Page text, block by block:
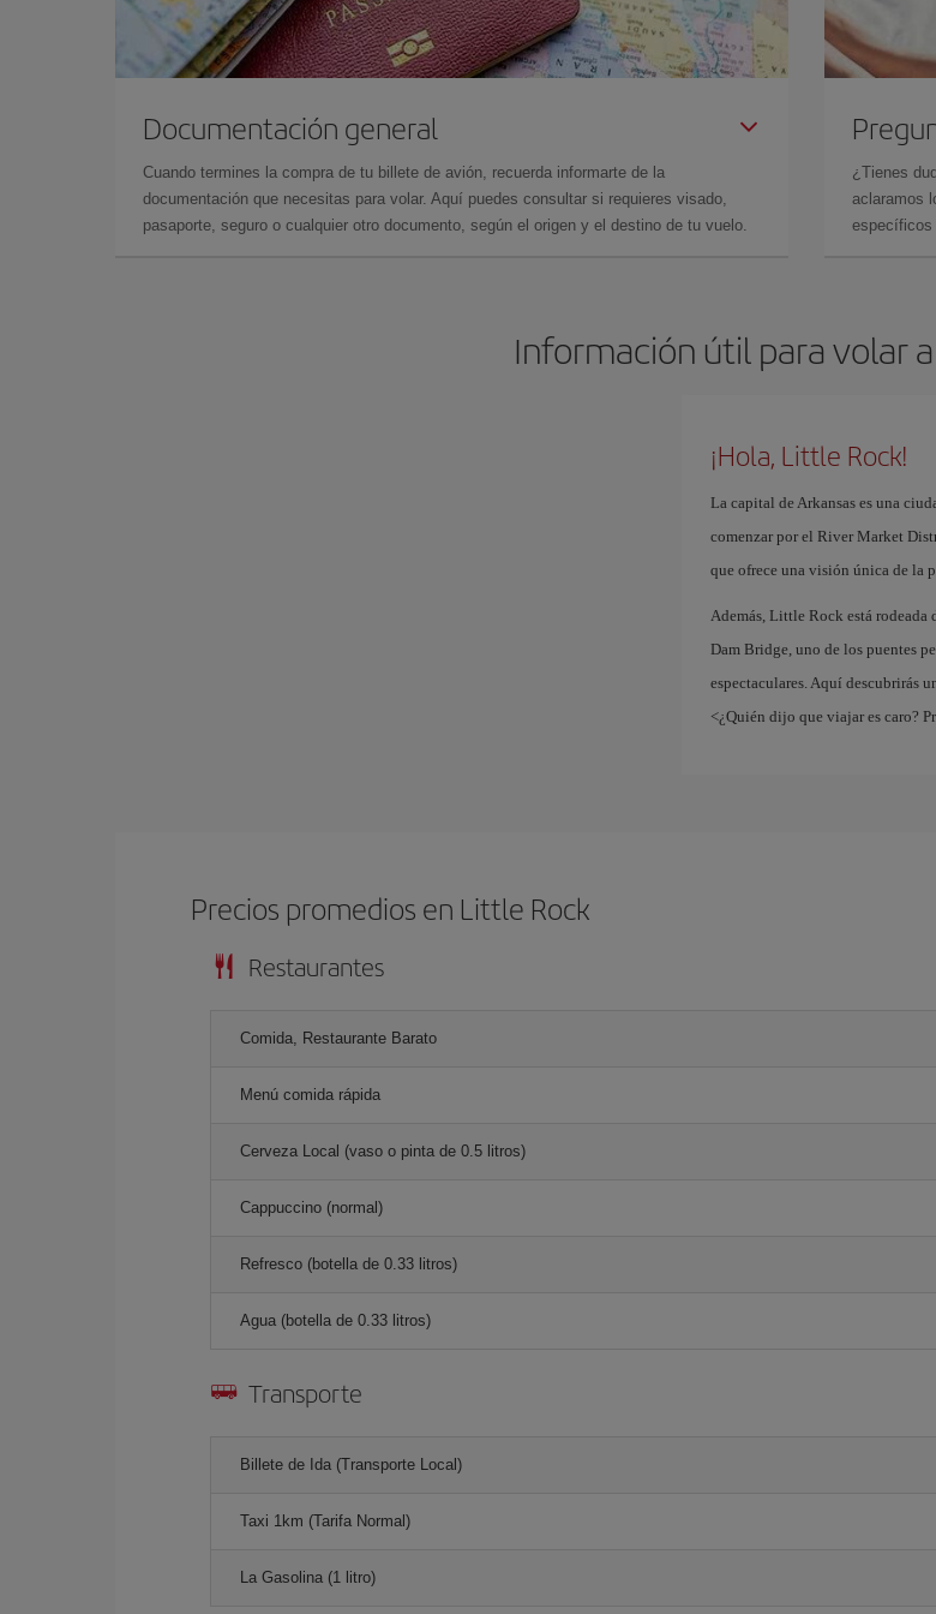
Documentación general
Cuando termines la compra de tu billete de avión, recuerda informarte de la
documentación que necesitas para volar. Aquí puedes consultar si requieres visado,
pasaporte, seguro o cualquier otro documento, según el origen y el destino de tu vuelo.
¿Tienes
aclaramos
específicos
Información útil para volar
¡Hola, Little Rock!
La capital de Arkansas es una
comenzar por el River Market
que ofrece una visión única de la
Además, Little Rock está rodeada
Dam Bridge, uno de los puentes
espectaculares. Aquí descubrirás
<¿Quién dijo que viajar es caro?
Precios promedios en Little Rock
Restaurantes
Comida, Restaurante Barato
Menú comida rápida
Cerveza Local (vaso o pinta de 0.5 litros)
Cappuccino (normal)
Refresco (botella de 0.33 litros)
Agua (botella de 0.33 litros)
Transporte
Billete de Ida (Transporte Local)
Taxi 1km (Tarifa Normal)
La Gasolina (1 litro)